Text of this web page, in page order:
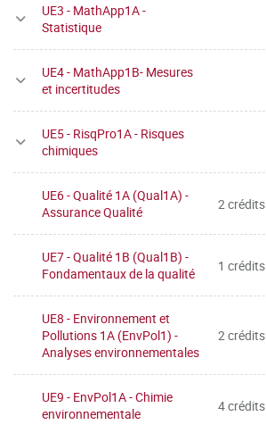
UE3 - MathApp1A -
Statistique
UE4 - MathApp1B- Mesures
et incertitudes
UE5 - RisqPro1A - Risques
chimiques
UE6 - Qualité 1A (Qual1A) -
Assurance Qualité
2 crédits
UE7 - Qualité 1B (Qual1B) -
Fondamentaux de la qualité
1 crédits
UE8 - Environnement et
Pollutions 1A (EnvPol1) -
Analyses environnementales
2 crédits
UE9 - EnvPol1A - Chimie
environnementale
4 crédits